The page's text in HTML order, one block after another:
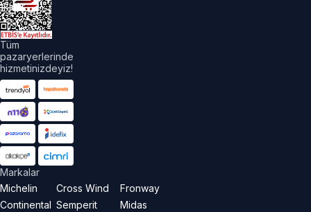
Tüm
pazaryerlerinde
hizmetinizdeyiz!
Markalar
Michelin
Continental
Cross Wind
Semperit
Fronway
Midas